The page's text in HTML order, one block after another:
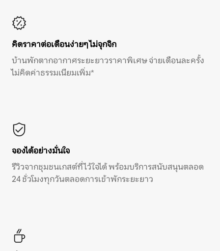
คิดราคาต่อเดือนง่ายๆ ไม่จุกจิก
บ้านพักตากอากาศระยะยาวราคาพิเศษ จ่ายเดือนละครั้ง
ไม่คิดค่าธรรมเนียมเพิ่ม*
จองได้อย่างมั่นใจ
รีวิวจากชุมชนเกสต์ที่ไว้ใจได้ พร้อมบริการสนับสนุนตลอด
24 ชั่วโมงทุกวันตลอดการเข้าพักระยะยาว